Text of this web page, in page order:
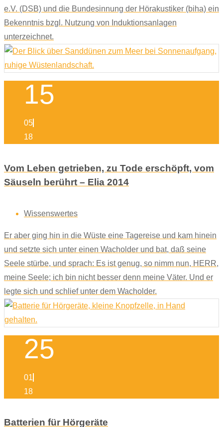
e.V. (DSB) und die Bundesinnung der Hörakustiker (biha) ein
Bekenntnis bzgl. Nutzung von Induktionsanlagen
unterzeichnet.
15
05
18
Vom Leben getrieben, zu Tode erschöpft, vom
Säuseln berührt – Elia 2014
Wissenswertes
Er aber ging hin in die Wüste eine Tagereise und kam hinein
und setzte sich unter einen Wacholder und bat, daß seine
Seele stürbe, und sprach: Es ist genug, so nimm nun, HERR,
meine Seele; ich bin nicht besser denn meine Väter. Und er
legte sich und schlief unter dem Wacholder.
25
01
18
Batterien für Hörgeräte